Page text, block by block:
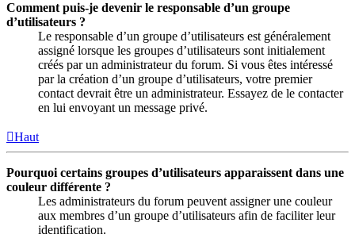
Comment puis-je devenir le responsable d’un groupe
d’utilisateurs ?
Le responsable d’un groupe d’utilisateurs est généralement
assigné lorsque les groupes d’utilisateurs sont initialement
créés par un administrateur du forum. Si vous êtes intéressé
par la création d’un groupe d’utilisateurs, votre premier
contact devrait être un administrateur. Essayez de le contacter
en lui envoyant un message privé.
Haut
Pourquoi certains groupes d’utilisateurs apparaissent dans une
couleur différente ?
Les administrateurs du forum peuvent assigner une couleur
aux membres d’un groupe d’utilisateurs afin de faciliter leur
identification.